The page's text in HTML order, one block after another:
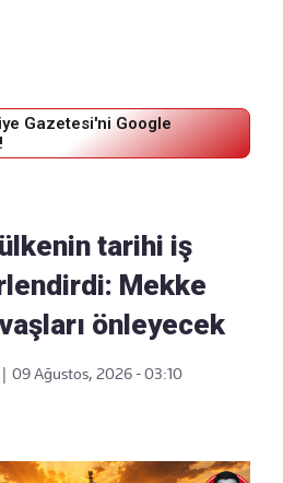
Gazetesi'ni Google
tarihi iş
Mekke
önleyecek
09 Ağustos, 2026 - 03:10